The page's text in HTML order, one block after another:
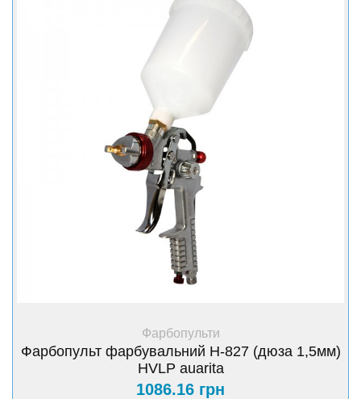
+ Купити
Фарбопульти
Фарбопульт фарбувальний H-827 (дюза 1,5мм)
HVLP auarita
1086.16 грн